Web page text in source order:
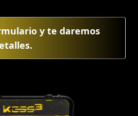
y te daremos